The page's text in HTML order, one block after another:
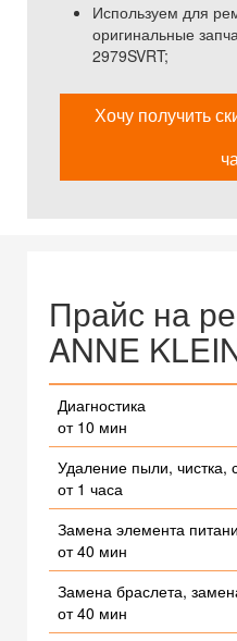
Используем для
оригинальные
2979SVRT;
Хочу получить
Прайс на
ANNE
Диагностика
от 10 мин
Удаление пыли, чистка,
от 1 часа
Замена элемента
от 40 мин
Замена браслета,
от 40 мин